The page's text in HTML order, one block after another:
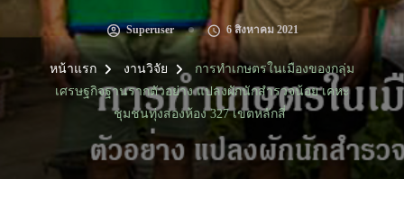
Superuser 6 สิงหาคม 2021
หน้าแรก งานวิจัย
การทำเกษตรในเมืองของกลุ่ม
เศรษฐกิจฐานรากตัวอย่าง แปลงผักนักสำรวจน้อย เคหะ
ชุมชนทุ่งสองห้อง 327 เขตหลักสี่